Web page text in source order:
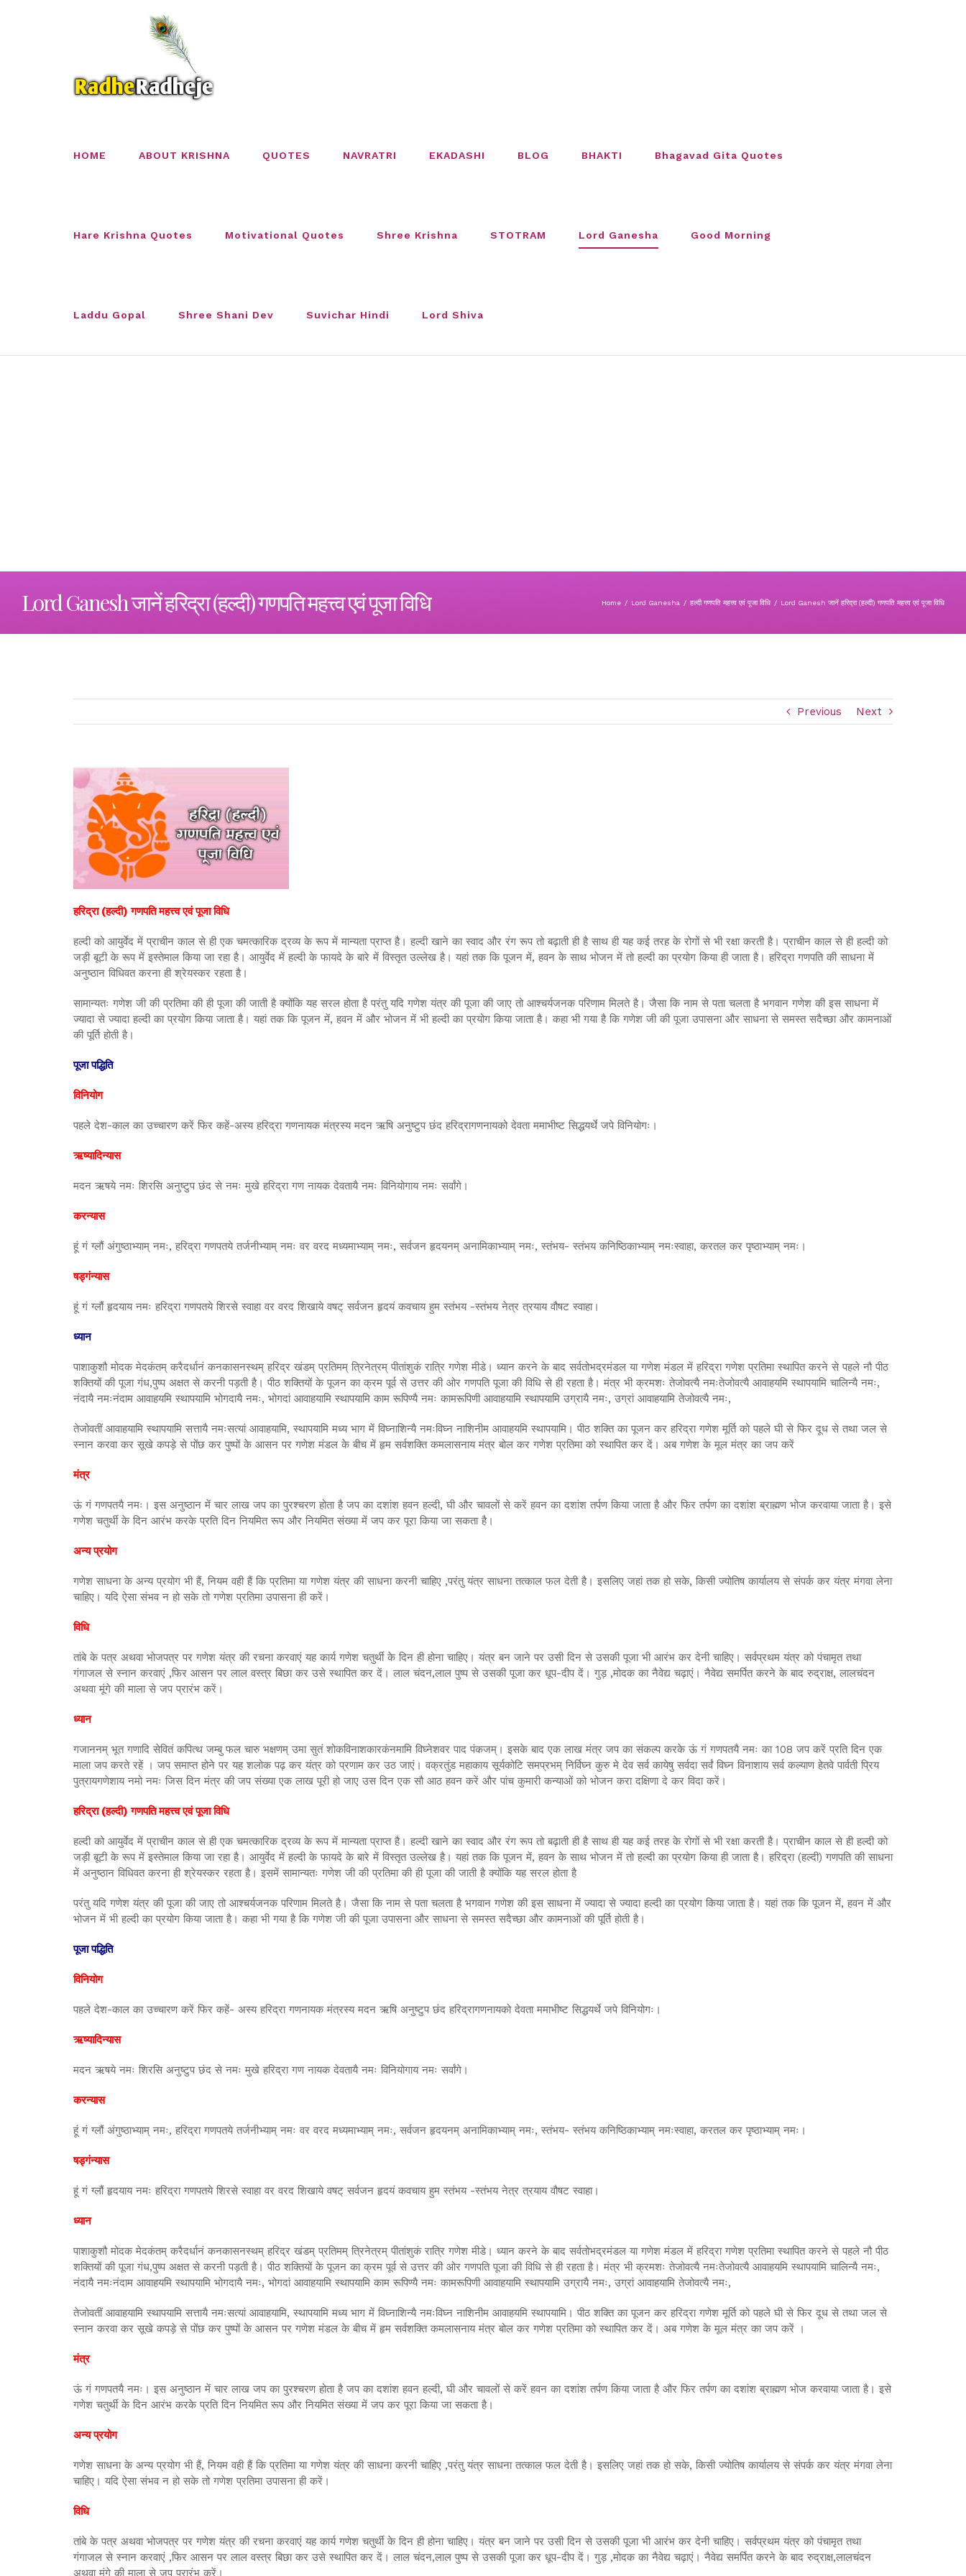
HOME ABOUT KRISHNA QUOTES NAVRATRI EKADASHI BLOG BHAKTI Bhagavad Gita Quotes
Hare Krishna Quotes Motivational Quotes Shree Krishna STOTRAM Lord Ganesha Good Morning
Laddu Gopal Shree Shani Dev Suvichar Hindi Lord Shiva
Lord Ganesh जानें हरिद्रा (हल्दी) गणपति महत्त्व एवं पूजा विधि Home / Lord Ganesha / हल्दी गणपति महत्त्व एवं पूजा विधि / Lord Ganesh जानें हरिद्रा (हल्दी) गणपति महत्त्व एवं पूजा विधि
Previous Next
हरिद्रा (हल्दी) गणपति महत्त्व एवं पूजा विधि
हल्दी को आयुर्वेद में प्राचीन काल से ही एक चमत्कारिक द्रव्य के रूप में मान्यता प्राप्त है। हल्दी खाने का स्वाद और रंग रूप तो बढ़ाती ही है साथ ही यह कई तरह के रोगों से भी रक्षा करती है। प्राचीन काल से ही हल्दी को
जड़ी बूटी के रूप में इस्तेमाल किया जा रहा है। आयुर्वेद में हल्दी के फायदे के बारे में विस्तृत उल्लेख है। यहां तक कि पूजन में, हवन के साथ भोजन में तो हल्दी का प्रयोग किया ही जाता है। हरिद्रा गणपति की साधना में
अनुष्ठान विधिवत करना ही श्रेयस्कर रहता है।
सामान्यतः गणेश जी की प्रतिमा की ही पूजा की जाती है क्योंकि यह सरल होता है परंतु यदि गणेश यंत्र की पूजा की जाए तो आश्चर्यजनक परिणाम मिलते है। जैसा कि नाम से पता चलता है भगवान गणेश की इस साधना में
ज्यादा से ज्यादा हल्दी का प्रयोग किया जाता है। यहां तक कि पूजन में, हवन में और भोजन में भी हल्दी का प्रयोग किया जाता है। कहा भी गया है कि गणेश जी की पूजा उपासना और साधना से समस्त सदैच्छा और कामनाओं
की पूर्ति होती है।
पूजा पद्धिति
विनियोग
पहले देश-काल का उच्चारण करें फिर कहें-अस्य हरिद्रा गणनायक मंत्रस्य मदन ऋषि अनुष्टुप छंद हरिद्रागणनायको देवता ममाभीष्ट सिद्धयर्थे जपे विनियोगः।
ऋष्यादिन्यास
मदन ऋषये नमः शिरसि अनुष्टुप छंद से नमः मुखे हरिद्रा गण नायक देवतायै नमः विनियोगाय नमः सर्वांगे।
करन्यास
हूं गं ग्लौं अंगुष्ठाभ्याम् नमः, हरिद्रा गणपतये तर्जनीभ्याम् नमः वर वरद मध्यमाभ्याम् नमः, सर्वजन हृदयनम् अनामिकाभ्याम् नमः, स्तंभय- स्तंभय कनिष्ठिकाभ्याम् नमःस्वाहा, करतल कर पृष्ठाभ्याम् नमः।
षड्गंन्यास
हूं गं ग्लौं हृदयाय नमः हरिद्रा गणपतये शिरसे स्वाहा वर वरद शिखाये वषट् सर्वजन हृदयं कवचाय हुम स्तंभय -स्तंभय नेत्र त्रयाय वौषट स्वाहा।
ध्यान
पाशाकुशौ मोदक मेदकंतम् करैदर्धानं कनकासनस्थम् हरिद्र खंडम् प्रतिमम् त्रिनेत्रम् पीतांशुकं रात्रि गणेश मीडे। ध्यान करने के बाद सर्वतोभद्रमंडल या गणेश मंडल में हरिद्रा गणेश प्रतिमा स्थापित करने से पहले नौ पीठ
शक्तियों की पूजा गंध,पुष्प अक्षत से करनी पड़ती है। पीठ शक्तियों के पूजन का क्रम पूर्व से उत्तर की ओर गणपति पूजा की विधि से ही रहता है। मंत्र भी क्रमशः तेजोवत्यै नमःतेजोवत्यै आवाहयमि स्थापयामि चालिन्यै नमः,
नंदायै नमःनंदाम आवाहयमि स्थापयामि भोगदायै नमः, भोगदां आवाहयामि स्थापयामि काम रूपिण्यै नमः कामरूपिणी आवाहयामि स्थापयामि उग्रायै नमः, उग्रां आवाहयामि तेजोवत्यै नमः,
तेजोवतीं आवाहयामि स्थापयामि सत्तायै नमःसत्यां आवाहयामि, स्थापयामि मध्य भाग में विघ्नाशिन्यै नमःविघ्न नाशिनीम आवाहयमि स्थापयामि। पीठ शक्ति का पूजन कर हरिद्रा गणेश मूर्ति को पहले घी से फिर दूध से तथा जल से
स्नान करवा कर सूखे कपड़े से पोंछ कर पुष्पों के आसन पर गणेश मंडल के बीच में हृम सर्वशक्ति कमलासनाय मंत्र बोल कर गणेश प्रतिमा को स्थापित कर दें। अब गणेश के मूल मंत्र का जप करें
मंत्र
ऊं गं गणपतयै नमः। इस अनुष्ठान में चार लाख जप का पुरश्चरण होता है जप का दशांश हवन हल्दी, घी और चावलों से करें हवन का दशांश तर्पण किया जाता है और फिर तर्पण का दशांश ब्राह्मण भोज करवाया जाता है। इसे
गणेश चतुर्थी के दिन आरंभ करके प्रति दिन नियमित रूप और नियमित संख्या में जप कर पूरा किया जा सकता है।
अन्य प्रयोग
गणेश साधना के अन्य प्रयोग भी हैं, नियम वही हैं कि प्रतिमा या गणेश यंत्र की साधना करनी चाहिए ,परंतु यंत्र साधना तत्काल फल देती है। इसलिए जहां तक हो सके, किसी ज्योतिष कार्यालय से संपर्क कर यंत्र मंगवा लेना
चाहिए। यदि ऐसा संभव न हो सके तो गणेश प्रतिमा उपासना ही करें।
विधि
तांबे के पत्र अथवा भोजपत्र पर गणेश यंत्र की रचना करवाएं यह कार्य गणेश चतुर्थी के दिन ही होना चाहिए। यंत्र बन जाने पर उसी दिन से उसकी पूजा भी आरंभ कर देनी चाहिए। सर्वप्रथम यंत्र को पंचामृत तथा
गंगाजल से स्नान करवाएं ,फिर आसन पर लाल वस्त्र बिछा कर उसे स्थापित कर दें। लाल चंदन,लाल पुष्प से उसकी पूजा कर धूप-दीप दें। गुड़ ,मोदक का नैवेद्य चढ़ाएं। नैवेद्य समर्पित करने के बाद रुद्राक्ष, लालचंदन
अथवा मूंगे की माला से जप प्रारंभ करें।
ध्यान
गजाननम् भूत गणादि सेवितं कपित्थ जम्बु फल चारु भक्षणम् उमा सुतं शोकविनाशकारकंनमामि विघ्नेशवर पाद पंकजम्। इसके बाद एक लाख मंत्र जप का संकल्प करके ऊं गं गणपतयै नमः का 108 जप करें प्रति दिन एक
माला जप करते रहें । जप समाप्त होने पर यह शलोक पढ़ कर यंत्र को प्रणाम कर उठ जाएं। वक्रतुंड महाकाय सूर्यकोटि समप्रभम् निर्विघ्न कुरु मे देव सर्व कायेषु सर्वदा सर्वं विघ्न विनाशाय सर्व कल्याण हेतवे पार्वती प्रिय
पुत्रायगणेशाय नमो नमः जिस दिन मंत्र की जप संख्या एक लाख पूरी हो जाए उस दिन एक सौ आठ हवन करें और पांच कुमारी कन्याओं को भोजन करा दक्षिणा दे कर विदा करें।
हरिद्रा (हल्दी) गणपति महत्त्व एवं पूजा विधि
हल्दी को आयुर्वेद में प्राचीन काल से ही एक चमत्कारिक द्रव्य के रूप में मान्यता प्राप्त है। हल्दी खाने का स्वाद और रंग रूप तो बढ़ाती ही है साथ ही यह कई तरह के रोगों से भी रक्षा करती है। प्राचीन काल से ही हल्दी को
जड़ी बूटी के रूप में इस्तेमाल किया जा रहा है। आयुर्वेद में हल्दी के फायदे के बारे में विस्तृत उल्लेख है। यहां तक कि पूजन में, हवन के साथ भोजन में तो हल्दी का प्रयोग किया ही जाता है। हरिद्रा (हल्दी) गणपति की साधना
में अनुष्ठान विधिवत करना ही श्रेयस्कर रहता है। इसमें सामान्यतः गणेश जी की प्रतिमा की ही पूजा की जाती है क्योंकि यह सरल होता है
परंतु यदि गणेश यंत्र की पूजा की जाए तो आश्चर्यजनक परिणाम मिलते है। जैसा कि नाम से पता चलता है भगवान गणेश की इस साधना में ज्यादा से ज्यादा हल्दी का प्रयोग किया जाता है। यहां तक कि पूजन में, हवन में और
भोजन में भी हल्दी का प्रयोग किया जाता है। कहा भी गया है कि गणेश जी की पूजा उपासना और साधना से समस्त सदैच्छा और कामनाओं की पूर्ति होती है।
पूजा पद्धिति
विनियोग
पहले देश-काल का उच्चारण करें फिर कहें- अस्य हरिद्रा गणनायक मंत्रस्य मदन ऋषि अनुष्टुप छंद हरिद्रागणनायको देवता ममाभीष्ट सिद्धयर्थे जपे विनियोगः।
ऋष्यादिन्यास
मदन ऋषये नमः शिरसि अनुष्टुप छंद से नमः मुखे हरिद्रा गण नायक देवतायै नमः विनियोगाय नमः सर्वांगे।
करन्यास
हूं गं ग्लौं अंगुष्ठाभ्याम् नमः, हरिद्रा गणपतये तर्जनीभ्याम् नमः वर वरद मध्यमाभ्याम् नमः, सर्वजन हृदयनम् अनामिकाभ्याम् नमः, स्तंभय- स्तंभय कनिष्ठिकाभ्याम् नमःस्वाहा, करतल कर पृष्ठाभ्याम् नमः।
षड्गंन्यास
हूं गं ग्लौं हृदयाय नमः हरिद्रा गणपतये शिरसे स्वाहा वर वरद शिखाये वषट् सर्वजन हृदयं कवचाय हुम स्तंभय -स्तंभय नेत्र त्रयाय वौषट स्वाहा।
ध्यान
पाशाकुशौ मोदक मेदकंतम् करैदर्धानं कनकासनस्थम् हरिद्र खंडम् प्रतिमम् त्रिनेत्रम् पीतांशुकं रात्रि गणेश मीडे। ध्यान करने के बाद सर्वतोभद्रमंडल या गणेश मंडल में हरिद्रा गणेश प्रतिमा स्थापित करने से पहले नौ पीठ
शक्तियों की पूजा गंध,पुष्प अक्षत से करनी पड़ती है। पीठ शक्तियों के पूजन का क्रम पूर्व से उत्तर की ओर गणपति पूजा की विधि से ही रहता है। मंत्र भी क्रमशः तेजोवत्यै नमःतेजोवत्यै आवाहयमि स्थापयामि चालिन्यै नमः,
नंदायै नमःनंदाम आवाहयमि स्थापयामि भोगदायै नमः, भोगदां आवाहयामि स्थापयामि काम रूपिण्यै नमः कामरूपिणी आवाहयामि स्थापयामि उग्रायै नमः, उग्रां आवाहयामि तेजोवत्यै नमः,
तेजोवतीं आवाहयामि स्थापयामि सत्तायै नमःसत्यां आवाहयामि, स्थापयामि मध्य भाग में विघ्नाशिन्यै नमःविघ्न नाशिनीम आवाहयमि स्थापयामि। पीठ शक्ति का पूजन कर हरिद्रा गणेश मूर्ति को पहले घी से फिर दूध से तथा जल से
स्नान करवा कर सूखे कपड़े से पोंछ कर पुष्पों के आसन पर गणेश मंडल के बीच में हृम सर्वशक्ति कमलासनाय मंत्र बोल कर गणेश प्रतिमा को स्थापित कर दें। अब गणेश के मूल मंत्र का जप करें ।
मंत्र
ऊं गं गणपतयै नमः। इस अनुष्ठान में चार लाख जप का पुरश्चरण होता है जप का दशांश हवन हल्दी, घी और चावलों से करें हवन का दशांश तर्पण किया जाता है और फिर तर्पण का दशांश ब्राह्मण भोज करवाया जाता है। इसे
गणेश चतुर्थी के दिन आरंभ करके प्रति दिन नियमित रूप और नियमित संख्या में जप कर पूरा किया जा सकता है।
अन्य प्रयोग
गणेश साधना के अन्य प्रयोग भी हैं, नियम वही हैं कि प्रतिमा या गणेश यंत्र की साधना करनी चाहिए ,परंतु यंत्र साधना तत्काल फल देती है। इसलिए जहां तक हो सके, किसी ज्योतिष कार्यालय से संपर्क कर यंत्र मंगवा लेना
चाहिए। यदि ऐसा संभव न हो सके तो गणेश प्रतिमा उपासना ही करें।
विधि
तांबे के पत्र अथवा भोजपत्र पर गणेश यंत्र की रचना करवाएं यह कार्य गणेश चतुर्थी के दिन ही होना चाहिए। यंत्र बन जाने पर उसी दिन से उसकी पूजा भी आरंभ कर देनी चाहिए। सर्वप्रथम यंत्र को पंचामृत तथा
गंगाजल से स्नान करवाएं ,फिर आसन पर लाल वस्त्र बिछा कर उसे स्थापित कर दें। लाल चंदन,लाल पुष्प से उसकी पूजा कर धूप-दीप दें। गुड़ ,मोदक का नैवेद्य चढ़ाएं। नैवेद्य समर्पित करने के बाद रुद्राक्ष,लालचंदन
अथवा मूंगे की माला से जप प्रारंभ करें।